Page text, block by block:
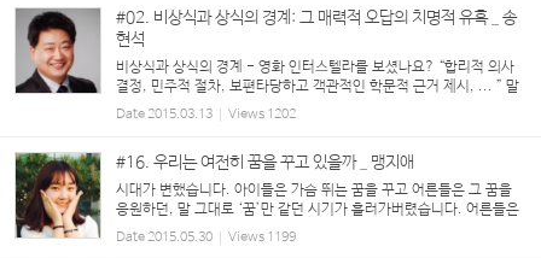
#02. 비상식과 상식의 경계: 그 매력적 오답의 치명적 유혹 _ 송
현석
비상식과 상식의 경계 - 영화 인터스텔라를 보셨나요? “합리적 의사
결정, 민주적 절차, 보편타당하고 객관적인 학문적 근거 제시, ... ” 말
은 한참 어려워도 결국은 우리네 삶의 기준이 되고 많은 학문적 접근의
기초를 이루는 중요한 개념들이다. 이...
Date2015.03.13 Views 1202
#16. 우리는 여전히 꿈을 꾸고 있을까 _ 맹지애
시대가 변했습니다. 아이들은 가슴 뛰는 꿈을 꾸고 어른들은 그 꿈을
응원하던, 말 그대로 ‘꿈’만 같던 시기가 흘러가버렸습니다. 어른들은
말합니다. 공부를 열심히 해야 좋은 대학에 가고, 좋은 대학에 가야 좋
은 직업을 얻고, 좋은 직업을 얻어야 편...
Date2015.05.30 Views 1199